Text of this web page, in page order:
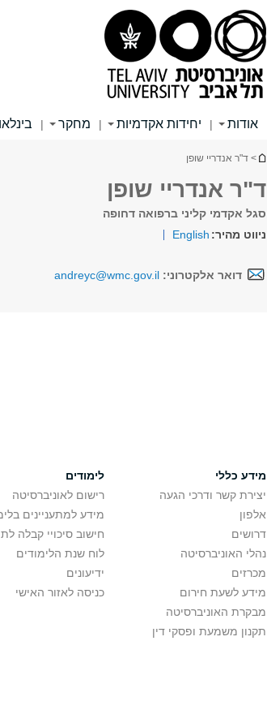
אודות | יחידות אקדמיות | מחקר |
הינך נמצא כאן
> ד"ר אנדריי שופן
ד"ר אנדריי שופן
סגל אקדמי קליני ברפואה דחופה
ניווט מהיר: English
דואר אלקטרוני: andreyc@wmc.gov.il
מידע כללי
יצירת קשר ודרכי הגעה
אלפון
דרושים
נהלי האוניברסיטה
מכרזים
מידע לשעת חירום
מבקרת האוניברסיטה
תקנון משמעת ופסקי דין
לימודים
רישום לאוניברסיטה
מידע למתעניינים
חישוב סיכויי קבלה
לוח שנת הלימודים
ידיעונים
כניסה לאזור האישי